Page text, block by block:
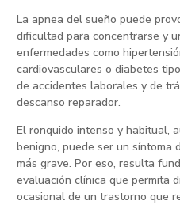
La apnea del sueño puede
dificultad para concentrarse y
enfermedades como
cardiovasculares o diabetes
de accidentes laborales y de
descanso reparador.
El ronquido intenso y habitual,
benigno, puede ser un síntoma
más grave. Por eso, resulta
evaluación clínica que permita
ocasional de un trastorno que